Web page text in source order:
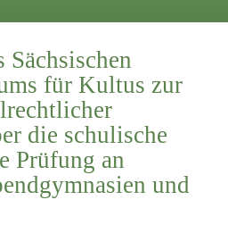
Sächsischen
für Kultus zur
die schulische
Prüfung an
und